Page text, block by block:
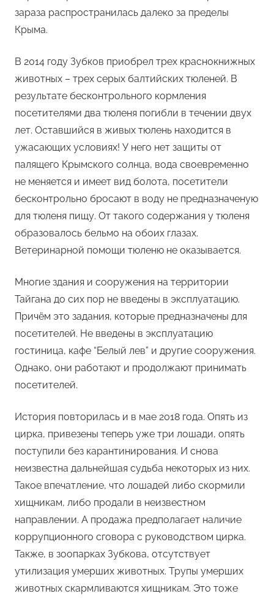
зараза распространилась далеко за пределы
Крыма.
В 2014 году Зубков приобрел трех краснокнижных
животных – трех серых балтийских тюленей. В
результате бесконтрольного кормления
посетителями два тюленя погибли в течении двух
лет. Оставшийся в живых тюлень находится в
ужасающих условиях! У него нет защиты от
палящего Крымского солнца, вода своевременно
не меняется и имеет вид болота, посетители
бесконтрольно бросают в воду не предназначеную
для тюленя пищу. От такого содержания у тюленя
образовалось бельмо на обоих глазах.
Ветеринарной помощи тюленю не оказывается.
Многие здания и сооружения на территории
Тайгана до сих пор не введены в эксплуатацию.
Причём это задания, которые предназначены для
посетителей. Не введены в эксплуатацию
гостиница, кафе “Белый лев” и другие сооружения.
Однако, они работают и продолжают принимать
посетителей.
История повторилась и в мае 2018 года. Опять из
цирка, привезены теперь уже три лошади, опять
поступили без карантинирования. И снова
неизвестна дальнейшая судьба некоторых из них.
Такое впечатление, что лошадей либо скормили
хищникам, либо продали в неизвестном
направлении. А продажа предполагает наличие
коррупционного сговора с руководством цирка.
Также, в зоопарках Зубкова, отсутствует
утилизация умерших животных. Трупы умерших
животных скармливаются хищникам. Это тоже